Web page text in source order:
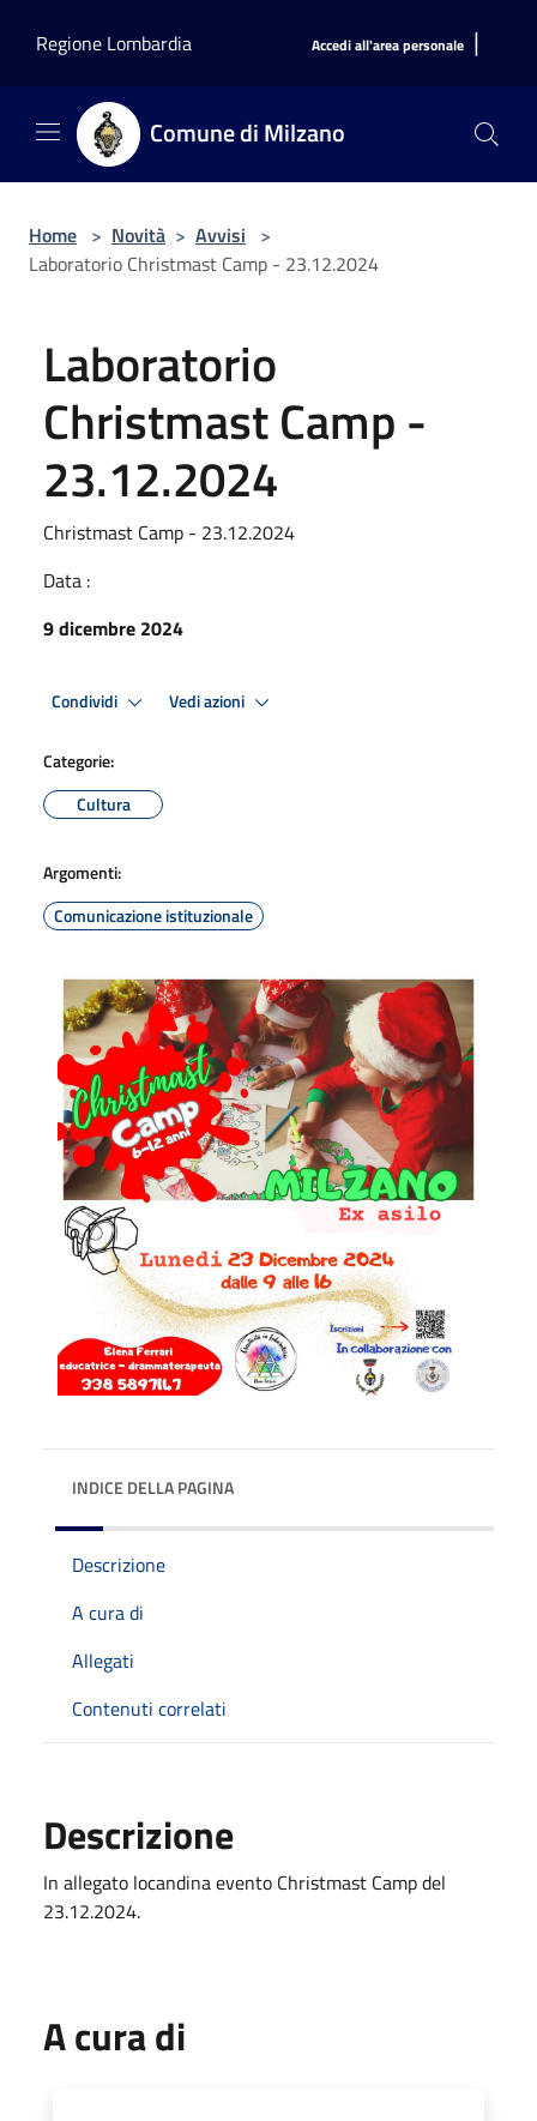
Regione Lombardia
Accedi all'area personale |
Comune di Milzano
Home > Novità > Avvisi >
Laboratorio Christmast Camp - 23.12.2024
Laboratorio
Christmast Camp -
23.12.2024
Christmast Camp - 23.12.2024
Data :
9 dicembre 2024
Condividi Vedi azioni
Categorie:
Cultura
Argomenti:
Comunicazione istituzionale
INDICE DELLA PAGINA
Descrizione
A cura di
Allegati
Contenuti correlati
Descrizione
In allegato locandina evento Christmast Camp del
23.12.2024.
A cura di